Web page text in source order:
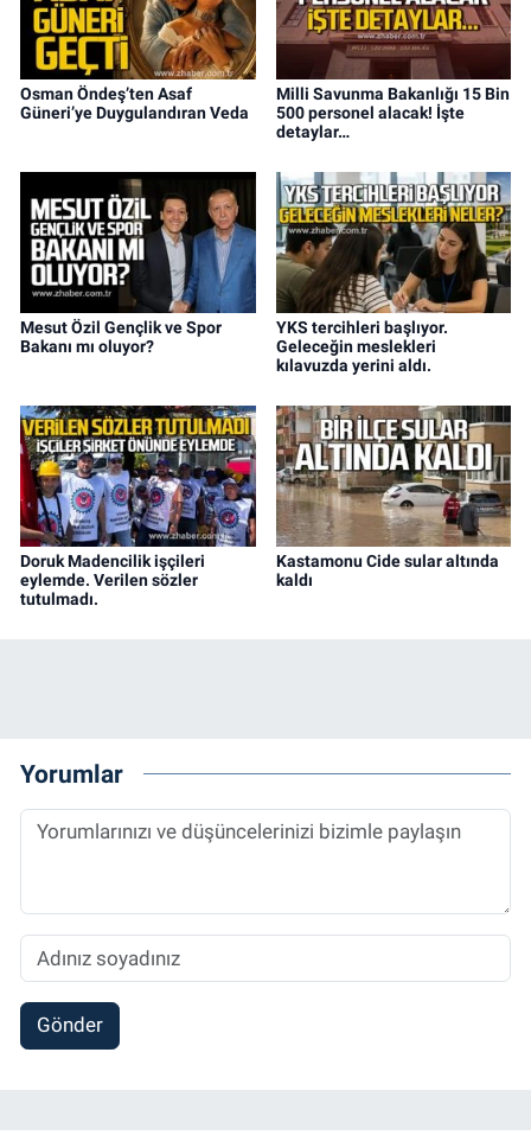
Osman Öndeş’ten Asaf
Güneri’ye Duygulandıran Veda
Milli Savunma Bakanlığı 15 Bin
500 personel alacak! İşte
detaylar…
Mesut Özil Gençlik ve Spor
Bakanı mı oluyor?
YKS tercihleri başlıyor.
Geleceğin meslekleri
kılavuzda yerini aldı.
Doruk Madencilik işçileri
eylemde. Verilen sözler
tutulmadı.
Kastamonu Cide sular altında
kaldı
Yorumlar
Gönder